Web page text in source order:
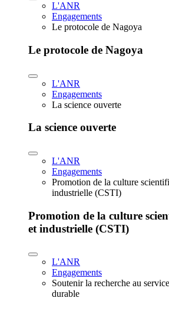
L'ANR
Engagements
Le protocole de Nagoya
Le protocole de Nagoya
L'ANR
Engagements
La science ouverte
La science ouverte
L'ANR
Engagements
Promotion de la culture
industrielle (CSTI)
Promotion de la culture
et industrielle (CSTI)
L'ANR
Engagements
Soutenir la recherche au
durable